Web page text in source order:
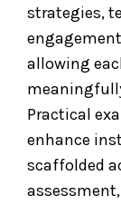
strategies,
allowing
Practical
enhance
scaffolded